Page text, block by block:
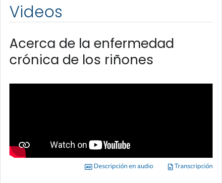
Videos
Acerca de la enfermedad
crónica de los riñones
Descripción en audio Transcripción